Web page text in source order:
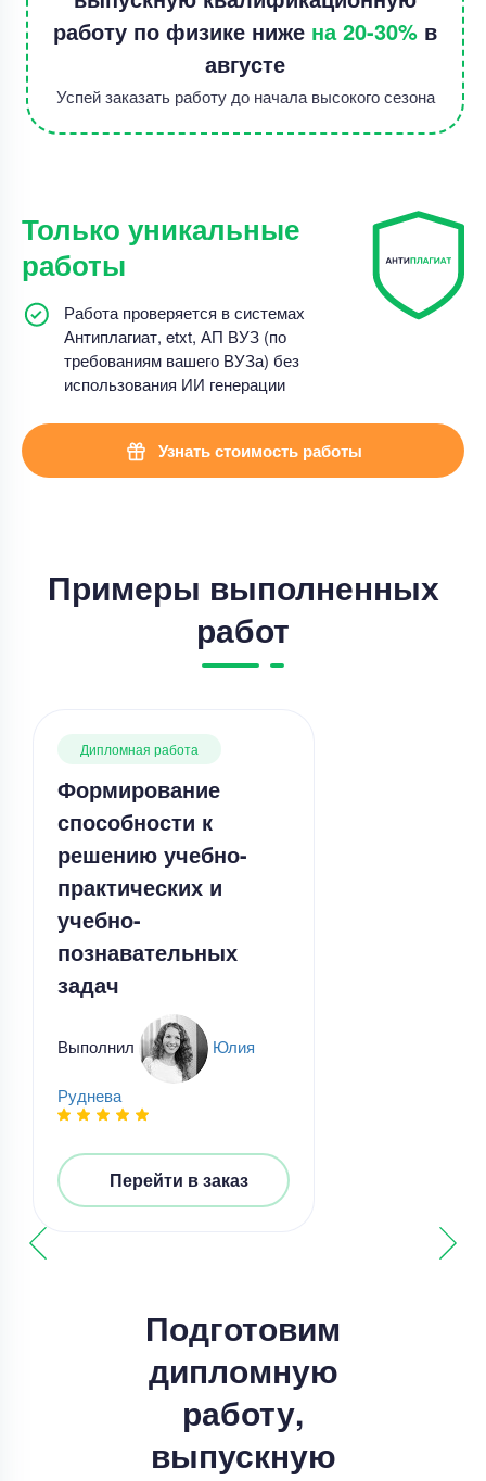
работу по физике ниже на 20-30% в
августе
Успей заказать работу до начала высокого сезона
Только уникальные
работы
Работа проверяется в системах
Антиплагиат, etxt, АП ВУЗ (по
требованиям вашего ВУЗа) без
использования ИИ генерации
Узнать стоимость работы
Примеры выполненных
работ
Дипломная работа
Формирование
способности к
решению учебно-
практических и
учебно-
познавательных
задач
Выполнил Юлия
Руднева
Перейти в заказ
Подготовим
дипломную
работу,
выпускную
Дипломная работа
Лингвистический, дидактический и
технологический аспекты создания
мультимодального ресурса для
совершенствования навыков чтения на
английском языке у школьников
Дипломная работа
рыночная стоимость